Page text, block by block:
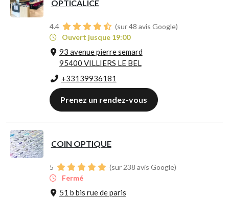
OPTICALICE
4.4
(sur 48 avis Google)
Ouvert jusque 19:00
93 avenue pierre semard
95400 VILLIERS LE BEL
+33139936181
Prenez un rendez-vous
COIN OPTIQUE
5
(sur 238 avis Google)
Fermé
51 b bis rue de paris